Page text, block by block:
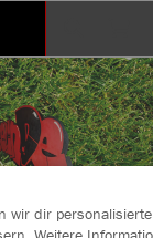
wir dir personalisierte